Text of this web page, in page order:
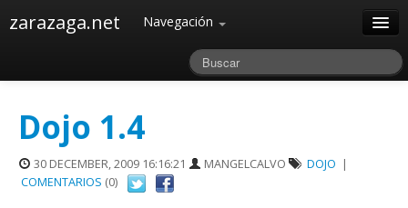
zarazaga.net Navegación
Archivos
Dojo 1.4
30 DECEMBER, 2009 16:16:21 MANGELCALVO DOJO |
COMENTARIOS (0)